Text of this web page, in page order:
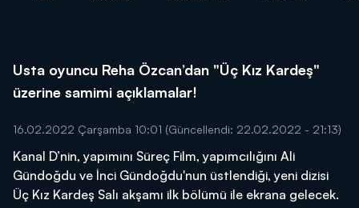
Usta oyuncu Reha Özcan’dan "Üç Kız Kardeş"
üzerine samimi açıklamalar!
16.02.2022 Çarşamba 10:01 (Güncellendi: 22.02.2022 - 21:13)
Kanal D’nin, yapımını Süreç Film, yapımcılığını Ali
Gündoğdu ve İnci Gündoğdu'nun üstlendiği, yeni dizisi
Üç Kız Kardeş Salı akşamı ilk bölümü ile ekrana gelecek.